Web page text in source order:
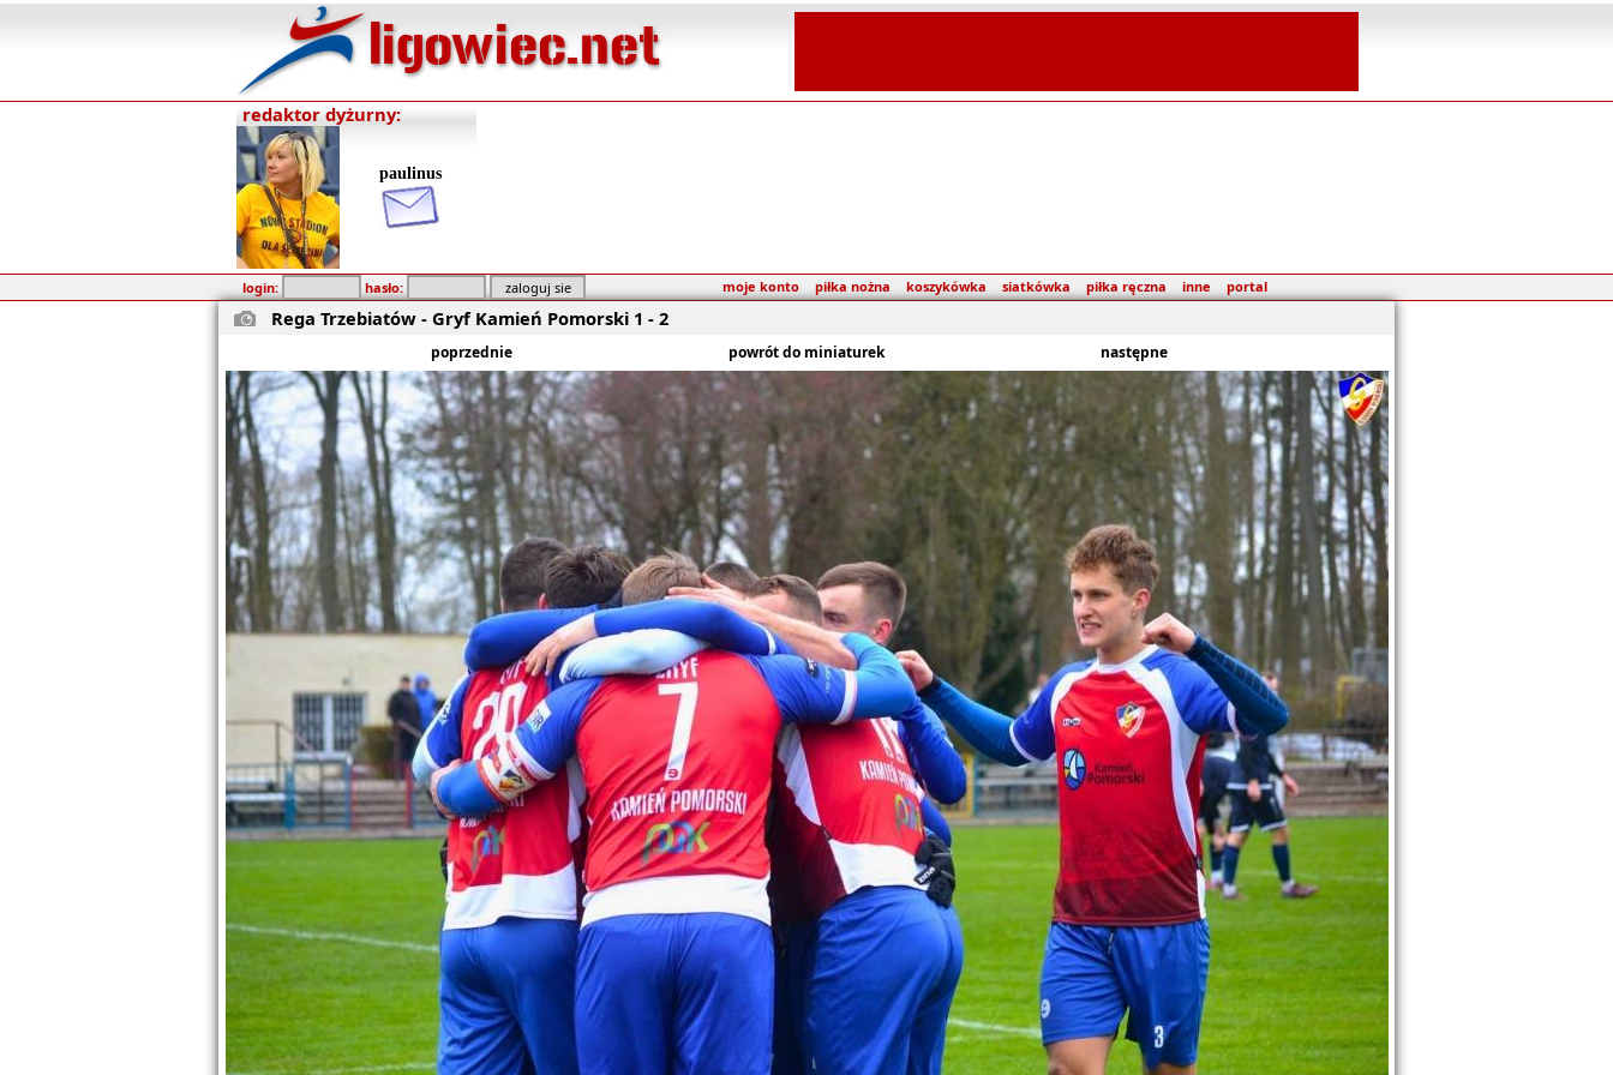
redaktor dyżurny:
paulinus
login: hasło: moje konto piłka nożna koszykówka siatkówka piłka ręczna inne portal
Rega Trzebiatów - Gryf Kamień Pomorski 1 - 2
poprzednie powrót do miniaturek następne